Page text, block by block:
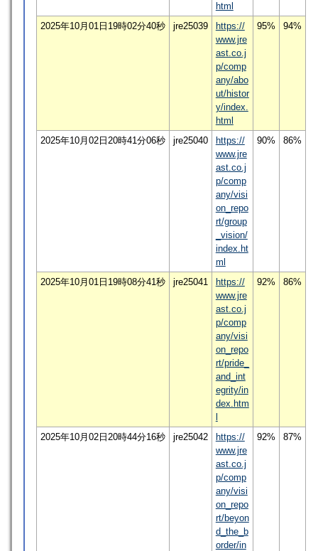
html
2025年10月01日19時02分40秒 jre25039
https://
www.jre
ast.co.j
p/comp
any/abo
ut/histor
y/index.
html
95% 94%
2025年10月02日20時41分06秒 jre25040
https://
www.jre
ast.co.j
p/comp
any/visi
on_repo
rt/group
_vision/
index.ht
ml
90% 86%
2025年10月01日19時08分41秒 jre25041
https://
www.jre
ast.co.j
p/comp
any/visi
on_repo
rt/pride_
and_int
egrity/in
dex.htm
92% 86%
2025年10月02日20時44分16秒 jre25042
https://
www.jre
ast.co.j
p/comp
any/visi
on_repo
rt/beyon
d_the_b
order/in
92% 87%